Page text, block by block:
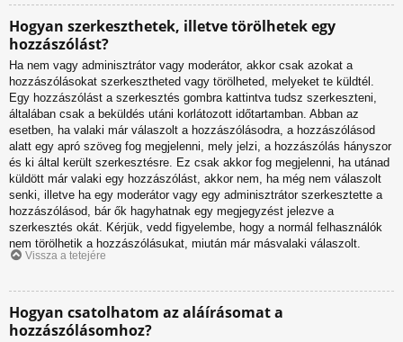
Hogyan szerkeszthetek, illetve törölhetek egy
hozzászólást?
Ha nem vagy adminisztrátor vagy moderátor, akkor csak azokat a
hozzászólásokat szerkesztheted vagy törölheted, melyeket te küldtél.
Egy hozzászólást a szerkesztés gombra kattintva tudsz szerkeszteni,
általában csak a beküldés utáni korlátozott időtartamban. Abban az
esetben, ha valaki már válaszolt a hozzászólásodra, a hozzászólásod
alatt egy apró szöveg fog megjelenni, mely jelzi, a hozzászólás hányszor
és ki által került szerkesztésre. Ez csak akkor fog megjelenni, ha utánad
küldött már valaki egy hozzászólást, akkor nem, ha még nem válaszolt
senki, illetve ha egy moderátor vagy egy adminisztrátor szerkesztette a
hozzászólásod, bár ők hagyhatnak egy megjegyzést jelezve a
szerkesztés okát. Kérjük, vedd figyelembe, hogy a normál felhasználók
nem törölhetik a hozzászólásukat, miután már másvalaki válaszolt.
Vissza a tetejére
Hogyan csatolhatom az aláírásomat a
hozzászólásomhoz?